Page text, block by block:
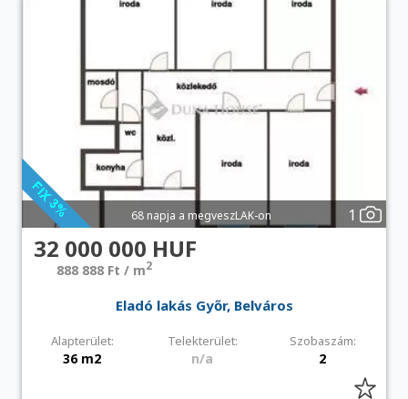
68 napja a megveszLAK-on 1
32 000 000 HUF
888 888 Ft / m2
Eladó lakás Győr, Belváros
Alapterület: Telekterület: Szobaszám:
36 m2 n/a 2